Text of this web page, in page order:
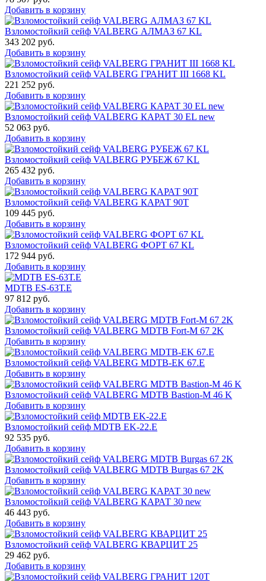
Добавить в корзину
Взломостойкий сейф VALBERG АЛМАЗ 67 KL
343 202 руб.
Добавить в корзину
Взломостойкий сейф VALBERG ГРАНИТ III 1668 KL
221 252 руб.
Добавить в корзину
Взломостойкий сейф VALBERG КАРАТ 30 EL new
52 063 руб.
Добавить в корзину
Взломостойкий сейф VALBERG РУБЕЖ 67 KL
265 432 руб.
Добавить в корзину
Взломостойкий сейф VALBERG КАРАТ 90T
109 445 руб.
Добавить в корзину
Взломостойкий сейф VALBERG ФОРТ 67 KL
172 944 руб.
Добавить в корзину
MDTB ES-63Т.Е
97 812 руб.
Добавить в корзину
Взломостойкий сейф VALBERG MDTB Fort-M 67 2K
Добавить в корзину
Взломостойкий сейф VALBERG MDTB-EK 67.E
Добавить в корзину
Взломостойкий сейф VALBERG MDTB Bastion-M 46 K
Добавить в корзину
Взломостойкий сейф MDTB EK-22.E
92 535 руб.
Добавить в корзину
Взломостойкий сейф VALBERG MDTB Burgas 67 2K
Добавить в корзину
Взломостойкий сейф VALBERG КАРАТ 30 new
46 443 руб.
Добавить в корзину
Взломостойкий сейф VALBERG КВАРЦИТ 25
29 462 руб.
Добавить в корзину